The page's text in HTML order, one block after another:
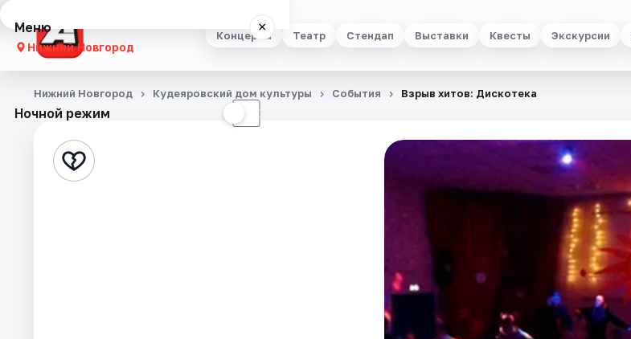
Концерты Театр Стендап Выставки Квесты Экскурсии
Меню ×
Нижний Новгород
Концерты
Стендап
Ночной режим ☾
Нижний Новгород Кудеяровский дом культуры События Взрыв хитов: Дискотека